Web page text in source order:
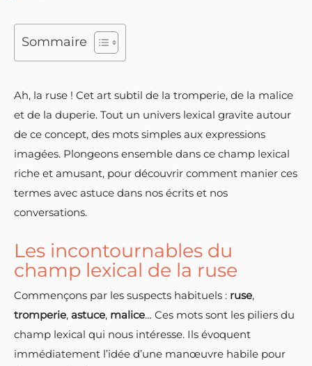
Sommaire
Ah, la ruse ! Cet art subtil de la tromperie, de la malice
et de la duperie. Tout un univers lexical gravite autour
de ce concept, des mots simples aux expressions
imagées. Plongeons ensemble dans ce champ lexical
riche et amusant, pour découvrir comment manier ces
termes avec astuce dans nos écrits et nos
conversations.
Les incontournables du
champ lexical de la ruse
Commençons par les suspects habituels : ruse,
tromperie, astuce, malice… Ces mots sont les piliers du
champ lexical qui nous intéresse. Ils évoquent
immédiatement l’idée d’une manœuvre habile pour